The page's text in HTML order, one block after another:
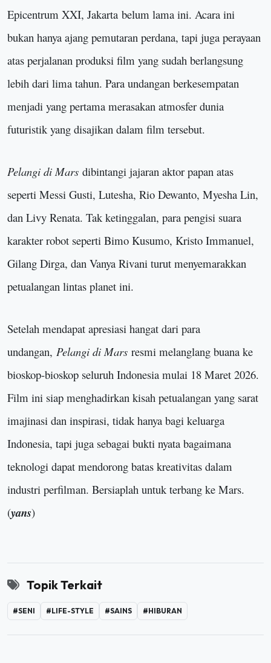
Epicentrum XXI, Jakarta belum lama ini. Acara ini
bukan hanya ajang pemutaran perdana, tapi juga perayaan
atas perjalanan produksi film yang sudah berlangsung
lebih dari lima tahun. Para undangan berkesempatan
menjadi yang pertama merasakan atmosfer dunia
futuristik yang disajikan dalam film tersebut.
Pelangi di Mars dibintangi jajaran aktor papan atas
seperti Messi Gusti, Lutesha, Rio Dewanto, Myesha Lin,
dan Livy Renata. Tak ketinggalan, para pengisi suara
karakter robot seperti Bimo Kusumo, Kristo Immanuel,
Gilang Dirga, dan Vanya Rivani turut menyemarakkan
petualangan lintas planet ini.
Setelah mendapat apresiasi hangat dari para
undangan, Pelangi di Mars resmi melanglang buana ke
bioskop-bioskop seluruh Indonesia mulai 18 Maret 2026.
Film ini siap menghadirkan kisah petualangan yang sarat
imajinasi dan inspirasi, tidak hanya bagi keluarga
Indonesia, tapi juga sebagai bukti nyata bagaimana
teknologi dapat mendorong batas kreativitas dalam
industri perfilman. Bersiaplah untuk terbang ke Mars.
(yans)
Topik Terkait
#SENI #LIFE-STYLE #SAINS #HIBURAN